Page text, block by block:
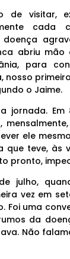
de visitar,
cada
abriu mão
para
nosso
o Jaime.
jornada. Em
ele
teve, às
pronto,
julho,
vez em
Foi uma
da
Não